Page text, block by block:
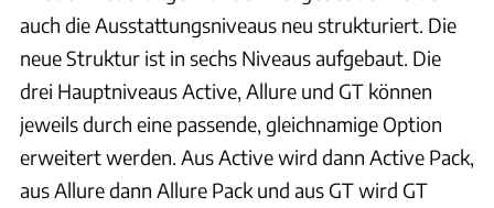
auch die Ausstattungsniveaus neu strukturiert. Die
neue Struktur ist in sechs Niveaus aufgebaut. Die
drei Hauptniveaus Active, Allure und GT können
jeweils durch eine passende, gleichnamige Option
erweitert werden. Aus Active wird dann Active Pack,
aus Allure dann Allure Pack und aus GT wird GT